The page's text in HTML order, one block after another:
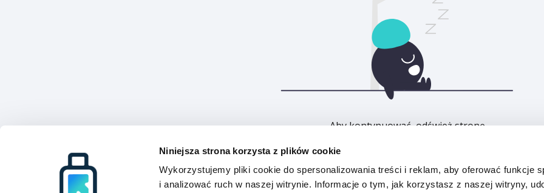
Niniejsza strona korzysta z plików cookie
Wykorzystujemy pliki cookie do spersonalizowania treści i reklam, aby oferować funkcje
i analizować ruch w naszej witrynie. Informacje o tym, jak korzystasz z naszej witryny,
Aby kontynuować, odśwież stronę.
Odśwież